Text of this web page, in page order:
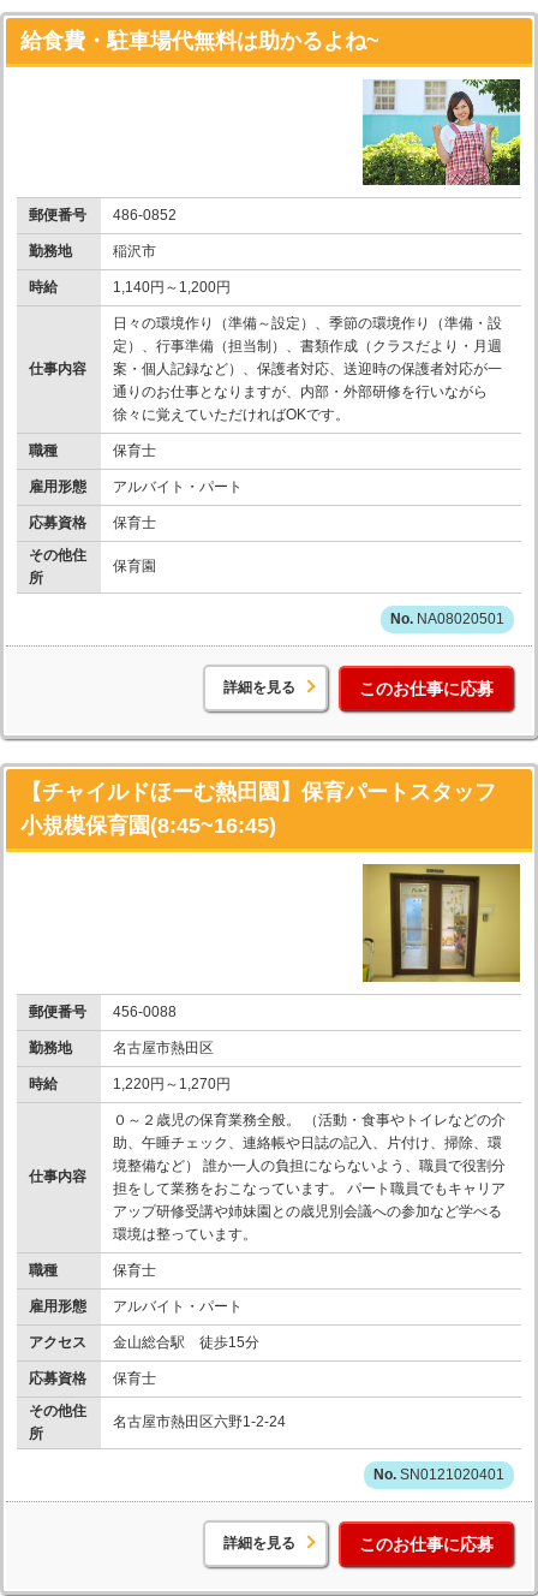
給食費・駐車場代無料は助かるよね~
郵便番号 486-0852
勤務地 稲沢市
時給 1,140円～1,200円
仕事内容
日々の環境作り（準備～設定）、季節の環境作り（準備・設
定）、行事準備（担当制）、書類作成（クラスだより・月週
案・個人記録など）、保護者対応、送迎時の保護者対応が一
通りのお仕事となりますが、内部・外部研修を行いながら
徐々に覚えていただければOKです。
職種 保育士
雇用形態 アルバイト・パート
応募資格
保育士
その他住
所
保育園
NA08020501
詳細を見る このお仕事に応募
【チャイルドほーむ熱田園】保育パートスタッフ
小規模保育園(8:45~16:45)
郵便番号 456-0088
勤務地 名古屋市熱田区
時給 1,220円～1,270円
仕事内容
０～２歳児の保育業務全般。 （活動・食事やトイレなどの介
助、午睡チェック、連絡帳や日誌の記入、片付け、掃除、環
境整備など） 誰か一人の負担にならないよう、職員で役割分
担をして業務をおこなっています。 パート職員でもキャリア
アップ研修受講や姉妹園との歳児別会議への参加など学べる
環境は整っています。
職種 保育士
雇用形態 アルバイト・パート
アクセス 金山総合駅 徒歩15分
応募資格
保育士
その他住
所
名古屋市熱田区六野1-2-24
SN0121020401
詳細を見る このお仕事に応募